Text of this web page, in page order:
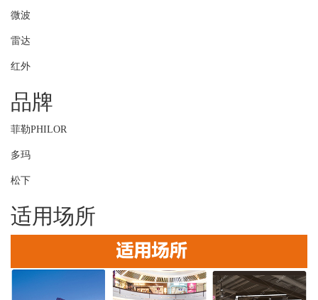
微波
雷达
红外
品牌
菲勒PHILOR
多玛
松下
适用场所